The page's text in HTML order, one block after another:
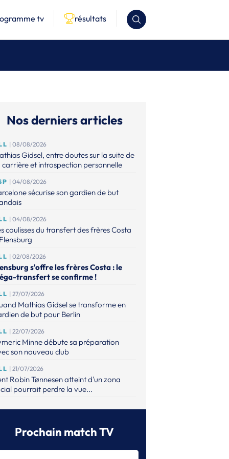
tv résultats
Nos derniers articles
| 08/08/2026
Gidsel, entre doutes sur la suite de
carrière et introspection personnelle
| 04/08/2026
sécurise son gardien de but
| 04/08/2026
coulisses du transfert des frères Costa
| 02/08/2026
s'offre les frères Costa : le
transfert se confirme !
| 27/07/2026
Mathias Gidsel se transforme en
de but pour Berlin
| 22/07/2026
Minne débute sa préparation
son nouveau club
| 21/07/2026
Robin Tønnesen atteint d'un zona
pourrait perdre la vue...
et rentre en Suède
Prochain match TV